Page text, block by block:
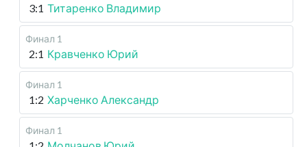
3:1 Титаренко Владимир
Финал 1
2:1 Кравченко Юрий
Финал 1
1:2 Харченко Александр
Финал 1